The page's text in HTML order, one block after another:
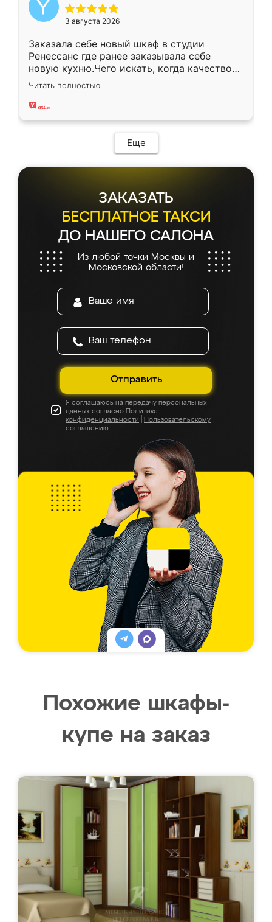
3 августа 2026
Заказала себе новый шкаф в студии
Ренессанс где ранее заказывала себе
новую кухню.Чего искать, когда качеством
вполне довольна. Служит кухня уже почти
два года, нареканий нет.
Читать полностью
Еще
ЗАКАЗАТЬ
БЕСПЛАТНОЕ ТАКСИ
ДО НАШЕГО САЛОНА
Из любой точки Москвы и
Московской области!
Отправить
Я соглашаюсь на передачу персональных
данных согласно Политике
конфиденциальности
Пользовательскому
соглашению
Похожие шкафы-
купе на заказ